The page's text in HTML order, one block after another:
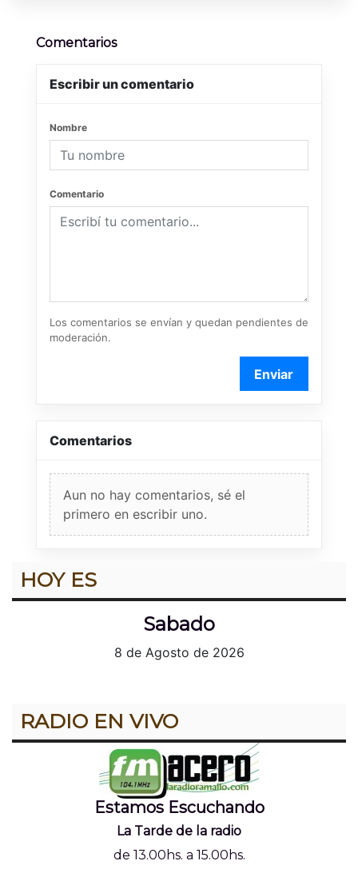
Comentarios
Escribir un comentario
Nombre
Comentario
Los comentarios se envían y quedan pendientes de
moderación.
Enviar
Comentarios
Aun no hay comentarios, sé el
primero en escribir uno.
HOY ES
Sabado
8 de Agosto de 2026
RADIO EN VIVO
Estamos Escuchando
La Tarde de la radio
de 13.00hs. a 15.00hs.